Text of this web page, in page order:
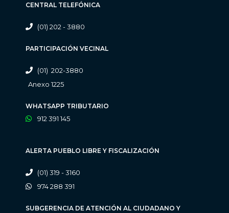
CENTRAL TELEFÓNICA
(01) 202 - 3880
PARTICIPACIÓN VECINAL
(01) 202-3880
Anexo 1225
WHATSAPP TRIBUTARIO
912 391 145
ALERTA PUEBLO LIBRE Y FISCALIZACIÓN
(01) 319 - 3160
974 288 391
SUBGERENCIA DE ATENCIÓN AL CIUDADANO Y